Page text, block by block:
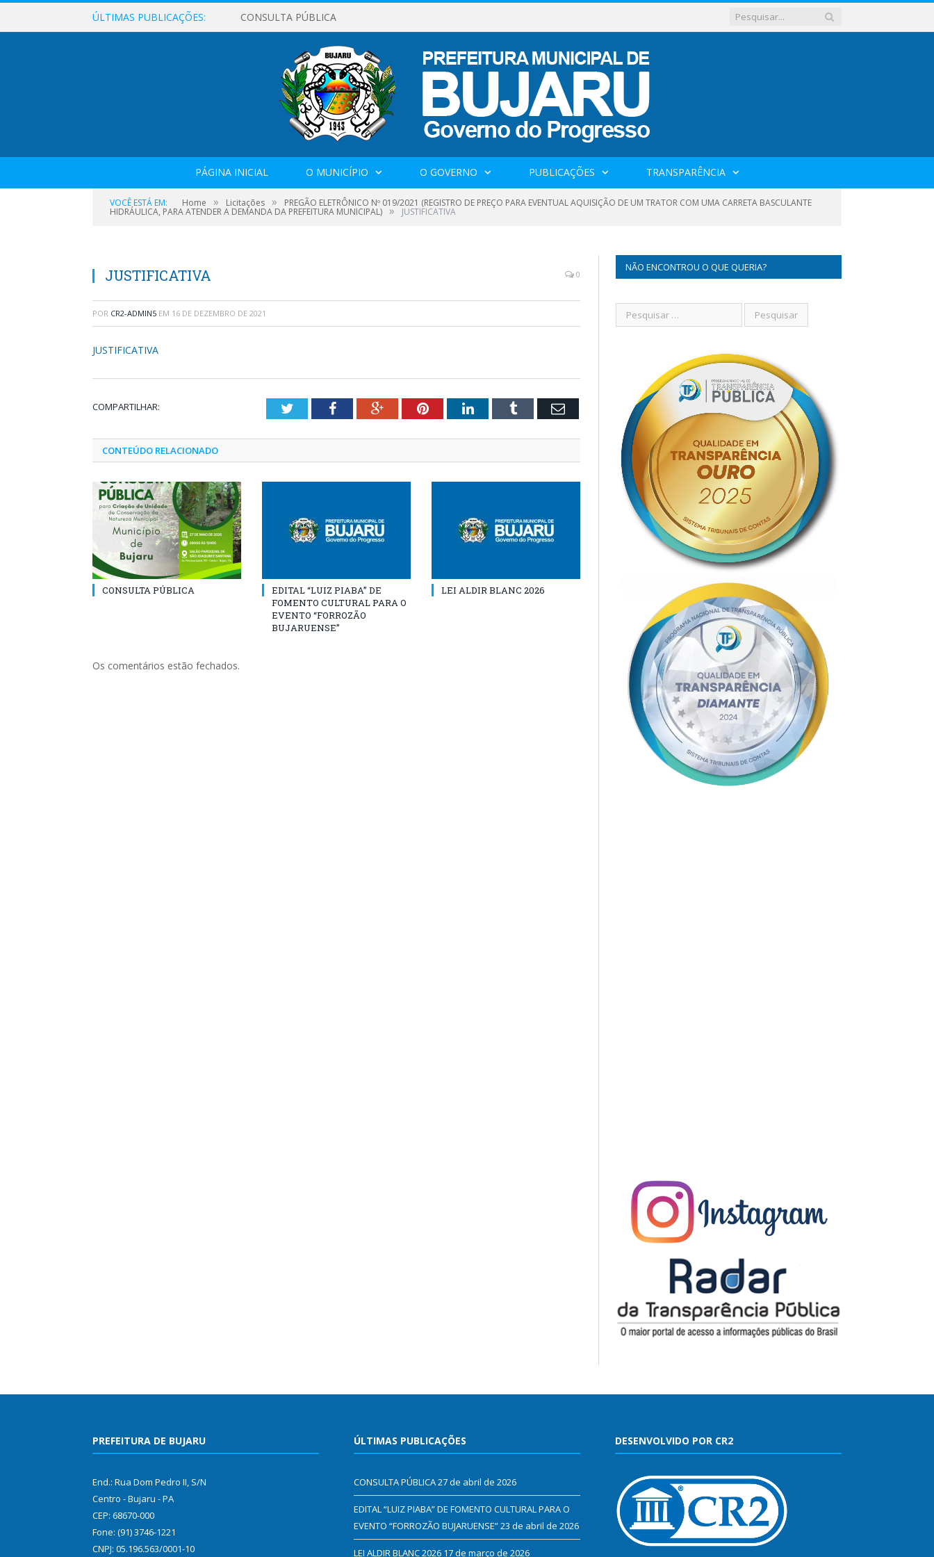
ÚLTIMAS PUBLICAÇÕES: CONSULTA PÚBLICA
PÁGINA INICIAL O MUNICÍPIO O GOVERNO PUBLICAÇÕES TRANSPARÊNCIA
VOCÊ ESTÁ EM: Home » Licitações » PREGÃO ELETRÔNICO Nº 019/2021 (REGISTRO DE PREÇO PARA EVENTUAL AQUISIÇÃO DE UM TRATOR COM UMA CARRETA BASCULANTE
HIDRÁULICA, PARA ATENDER A DEMANDA DA PREFEITURA MUNICIPAL) » JUSTIFICATIVA
JUSTIFICATIVA 0
POR CR2-ADMIN5 EM 16 DE DEZEMBRO DE 2021
JUSTIFICATIVA
COMPARTILHAR: TwitterFacebookGoogle+PinterestLinkedInTumblr Email
CONTEÚDO RELACIONADO
CONSULTA PÚBLICA
EDITAL “LUIZ PIABA” DE
FOMENTO CULTURAL PARA O
EVENTO “FORROZÃO
BUJARUENSE”
LEI ALDIR BLANC 2026
Os comentários estão fechados.
NÃO ENCONTROU O QUE QUERIA?
PREFEITURA DE BUJARU
End.: Rua Dom Pedro II, S/N
Centro - Bujaru - PA
CEP: 68670-000
Fone: (91) 3746-1221
CNPJ: 05.196.563/0001-10
ÚLTIMAS PUBLICAÇÕES
CONSULTA PÚBLICA27 de abril de 2026
EDITAL “LUIZ PIABA” DE FOMENTO CULTURAL PARA O
EVENTO “FORROZÃO BUJARUENSE”23 de abril de 2026
LEI ALDIR BLANC 2026 17 de março de 2026
DESENVOLVIDO POR CR2